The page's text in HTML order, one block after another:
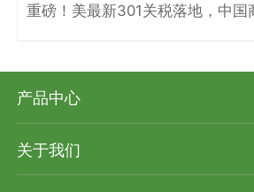
重磅！美最新301关税落地，中国
产品中心
关于我们